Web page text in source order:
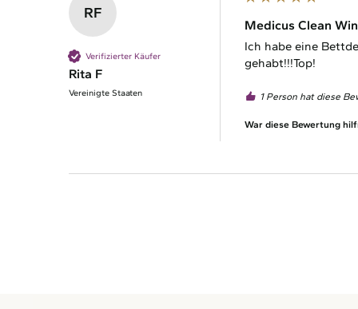
RF
Verifizierter Käufer
Rita F
Vereinigte Staaten
Medicus Clean
Ich habe eine
gehabt!!!Top!
1 Person hat diese
War diese Bewertung